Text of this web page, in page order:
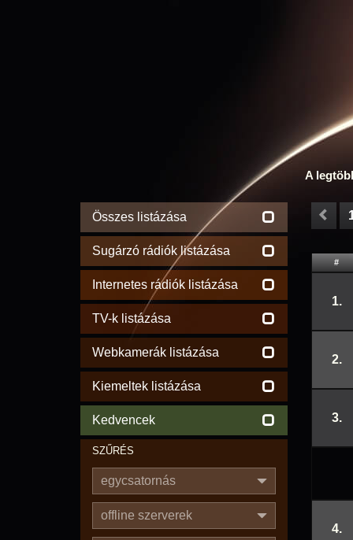
A
Összes listázása
Sugárzó rádiók listázása
Internetes rádiók listázása
TV-k listázása
Webkamerák listázása
Kiemeltek listázása
Kedvencek
SZŰRÉS
egycsatornás
offline szerverek
#
1.
2.
3.
4.